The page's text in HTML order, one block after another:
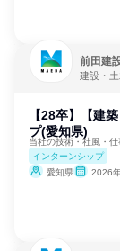
前田建
建設・土
【28卒】【建
プ(愛知県)
当社の技術・社風・
インターンシップ
愛知県
2026